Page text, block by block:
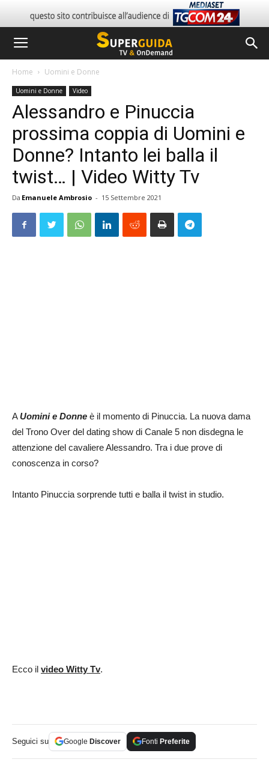
Home Uomini e Donne
Uomini e Donne Video
Alessandro e Pinuccia
prossima coppia di Uomini e
Donne? Intanto lei balla il
twist… | Video Witty Tv
Da Emanuele Ambrosio - 15 Settembre 2021
AUomini e Donne è il momento di Pinuccia. La nuova dama
del Trono Over del dating show di Canale 5 non disdegna le
attenzione del cavaliere Alessandro. Tra i due prove di
conoscenza in corso?
Intanto Pinuccia sorprende tutti e balla il twist in studio.
Ecco il video Witty Tv.
Seguici su Google Discover Fonti Preferite